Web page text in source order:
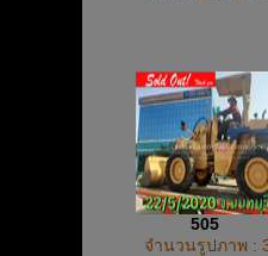
505
จำนวนรูปภาพ :